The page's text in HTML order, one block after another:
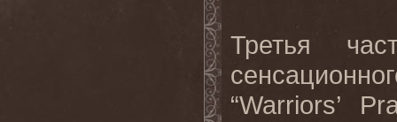
Третья
“Warriors’